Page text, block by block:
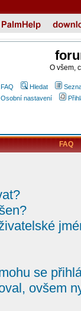
O všem,
FAQ Hledat
Osobní nastavení
FAQ
se
ovšem